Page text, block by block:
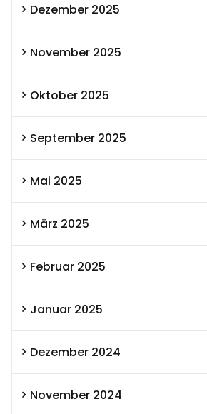
Dezember 2025
November 2025
Oktober 2025
September 2025
Mai 2025
März 2025
Februar 2025
Januar 2025
Dezember 2024
November 2024